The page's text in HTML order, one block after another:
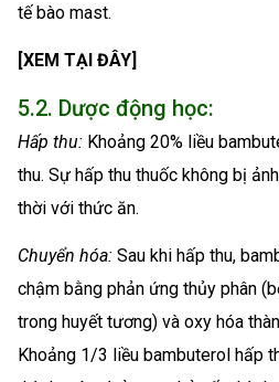
tế bào mast.
[XEM TẠI ĐÂY]
5.2. Dược động học:
Hấp thu: Khoảng 20% liều
thu. Sự hấp thu thuốc không bị
thời với thức ăn.
Chuyển hóa: Sau khi hấp thu,
chậm bằng phản ứng thủy phân
trong huyết tương) và oxy hóa
Khoảng 1/3 liều bambuterol hấp